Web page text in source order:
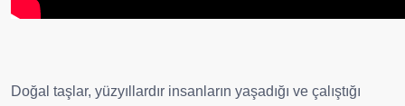
Doğal taşlar, yüzyıllardır insanların yaşadığı ve çalıştığı